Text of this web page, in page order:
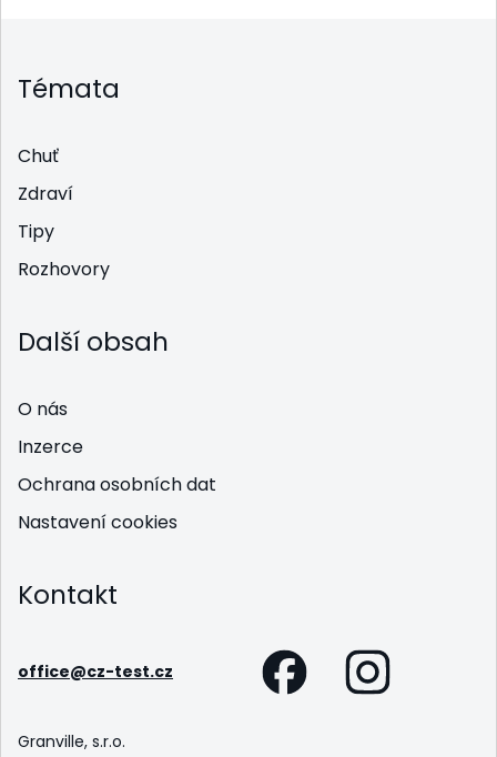
Témata
Chuť
Zdraví
Tipy
Rozhovory
Další obsah
O nás
Inzerce
Ochrana osobních dat
Nastavení cookies
Kontakt
office@cz-test.cz
Granville, s.r.o.